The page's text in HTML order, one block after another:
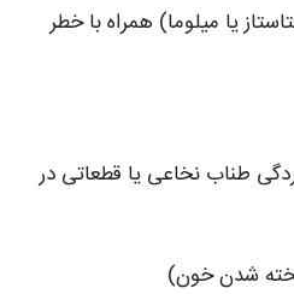
یا میلوما) همراه با خطر
طناب نخاعی یا قطعاتی در
لخته شدن خون)